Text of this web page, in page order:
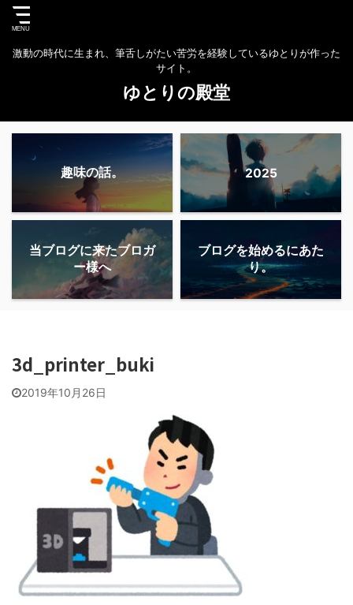
激動の時代に生まれ、筆舌しがたい苦労を経験しているゆとりが作った
サイト。
ゆとりの殿堂
趣味の話。 2025
当ブログに来たブロガ
ー様へ
ブログを始めるにあた
り。
3d_printer_buki
2019年10月26日